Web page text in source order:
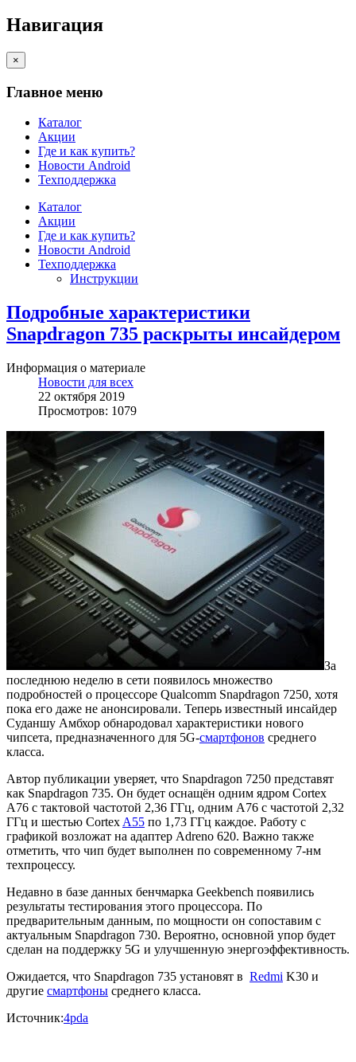
Навигация
×
Главное меню
Каталог
Акции
Где и как купить?
Новости Android
Техподдержка
Каталог
Акции
Где и как купить?
Новости Android
Техподдержка
Инструкции
Подробные характеристики
Snapdragon 735 раскрыты инсайдером
Информация о материале
Новости для всех
22 октября 2019
Просмотров: 1079
За
последнюю неделю в сети появилось множество
подробностей о процессоре Qualcomm Snapdragon 7250, хотя
пока его даже не анонсировали. Теперь известный инсайдер
Суданшу Амбхор обнародовал характеристики нового
чипсета, предназначенного для 5G-смартфонов среднего
класса.
Автор публикации уверяет, что Snapdragon 7250 представят
как Snapdragon 735. Он будет оснащён одним ядром Cortex
A76 с тактовой частотой 2,36 ГГц, одним A76 с частотой 2,32
ГГц и шестью Cortex A55 по 1,73 ГГц каждое. Работу с
графикой возложат на адаптер Adreno 620. Важно также
отметить, что чип будет выполнен по современному 7-нм
техпроцессу.
Недавно в базе данных бенчмарка Geekbench появились
результаты тестирования этого процессора. По
предварительным данным, по мощности он сопоставим с
актуальным Snapdragon 730. Вероятно, основной упор будет
сделан на поддержку 5G и улучшенную энергоэффективность.
Ожидается, что Snapdragon 735 установят в Redmi K30 и
другие смартфоны среднего класса.
Источник:4pda